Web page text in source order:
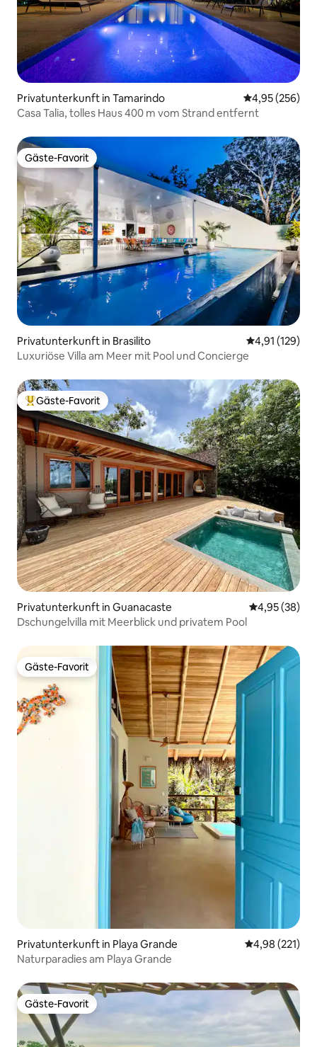
Privatunterkunft in Tamarindo
4,95 (256)
Casa Talia, tolles Haus 400 m vom Strand entfernt
Gäste-Favorit
Gäste-Favorit
Privatunterkunft in Brasilito
4,91 (129)
Luxuriöse Villa am Meer mit Pool und Concierge
Beliebter Gäste-Favorit.
Gäste-Favorit
Privatunterkunft in Guanacaste
4,95 (38)
Dschungelvilla mit Meerblick und privatem Pool
Gäste-Favorit
Gäste-Favorit
Privatunterkunft in Playa Grande
4,98 (221)
Naturparadies am Playa Grande
Gäste-Favorit
Gäste-Favorit